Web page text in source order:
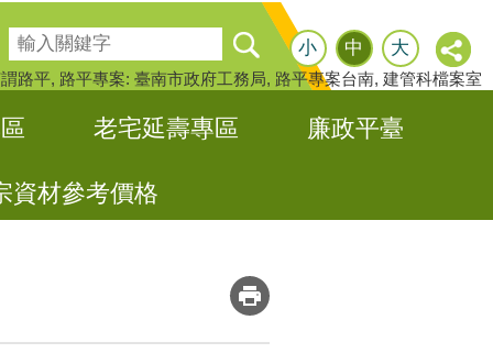
搜尋
小 中 大
路平 路平專案: 臺南市政府工務局 路平專案台南 建管科檔案室
老宅延壽專區 廉政平臺
資材參考價格
_